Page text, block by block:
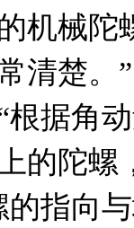
机械陀
清楚。”
根据角
的陀螺
的指向